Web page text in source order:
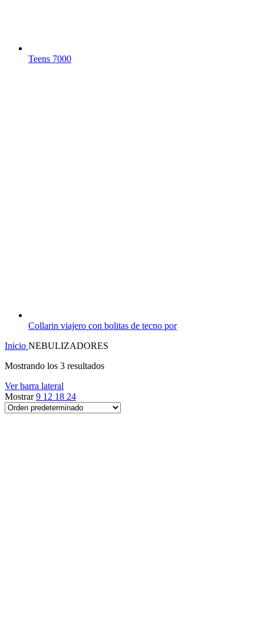
Teens 7000
Collarin viajero con bolitas de tecno por
Inicio NEBULIZADORES
Mostrando los 3 resultados
Ver barra lateral
Mostrar9 12 18 24